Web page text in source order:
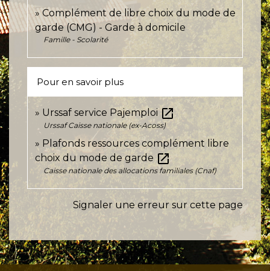
Complément de libre choix du mode de
garde (CMG) - Garde à domicile
Famille - Scolarité
Pour en savoir plus
Urssaf service Pajemploiopen_in_new
Urssaf Caisse nationale (ex-Acoss)
Plafonds ressources complément libre
choix du mode de garde open_in_new
Caisse nationale des allocations familiales (Cnaf)
Signaler une erreur sur cette page